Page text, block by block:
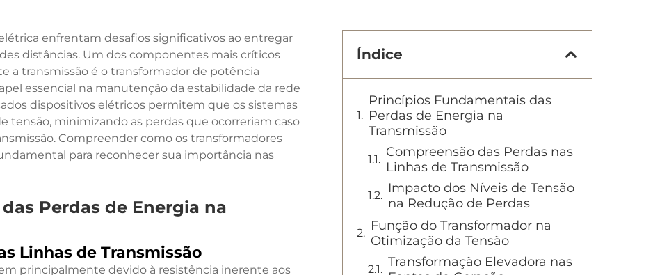
enfrentam desafios significativos ao entregar
distâncias. Um dos componentes mais críticos
a transmissão é o transformador de potência
essencial na manutenção da estabilidade da rede
dispositivos elétricos permitem que os sistemas
tensão, minimizando as perdas que ocorreriam caso
Compreender como os transformadores
para reconhecer sua importância nas
Perdas de Energia na
Linhas de Transmissão
principalmente devido à resistência inerente aos
Índice
Princípios Fundamentais das
Perdas de Energia na
Transmissão
Compreensão das Perdas nas
Linhas de Transmissão
Impacto dos Níveis de Tensão
na Redução de Perdas
Função do Transformador na
Otimização da Tensão
Transformação Elevadora nas